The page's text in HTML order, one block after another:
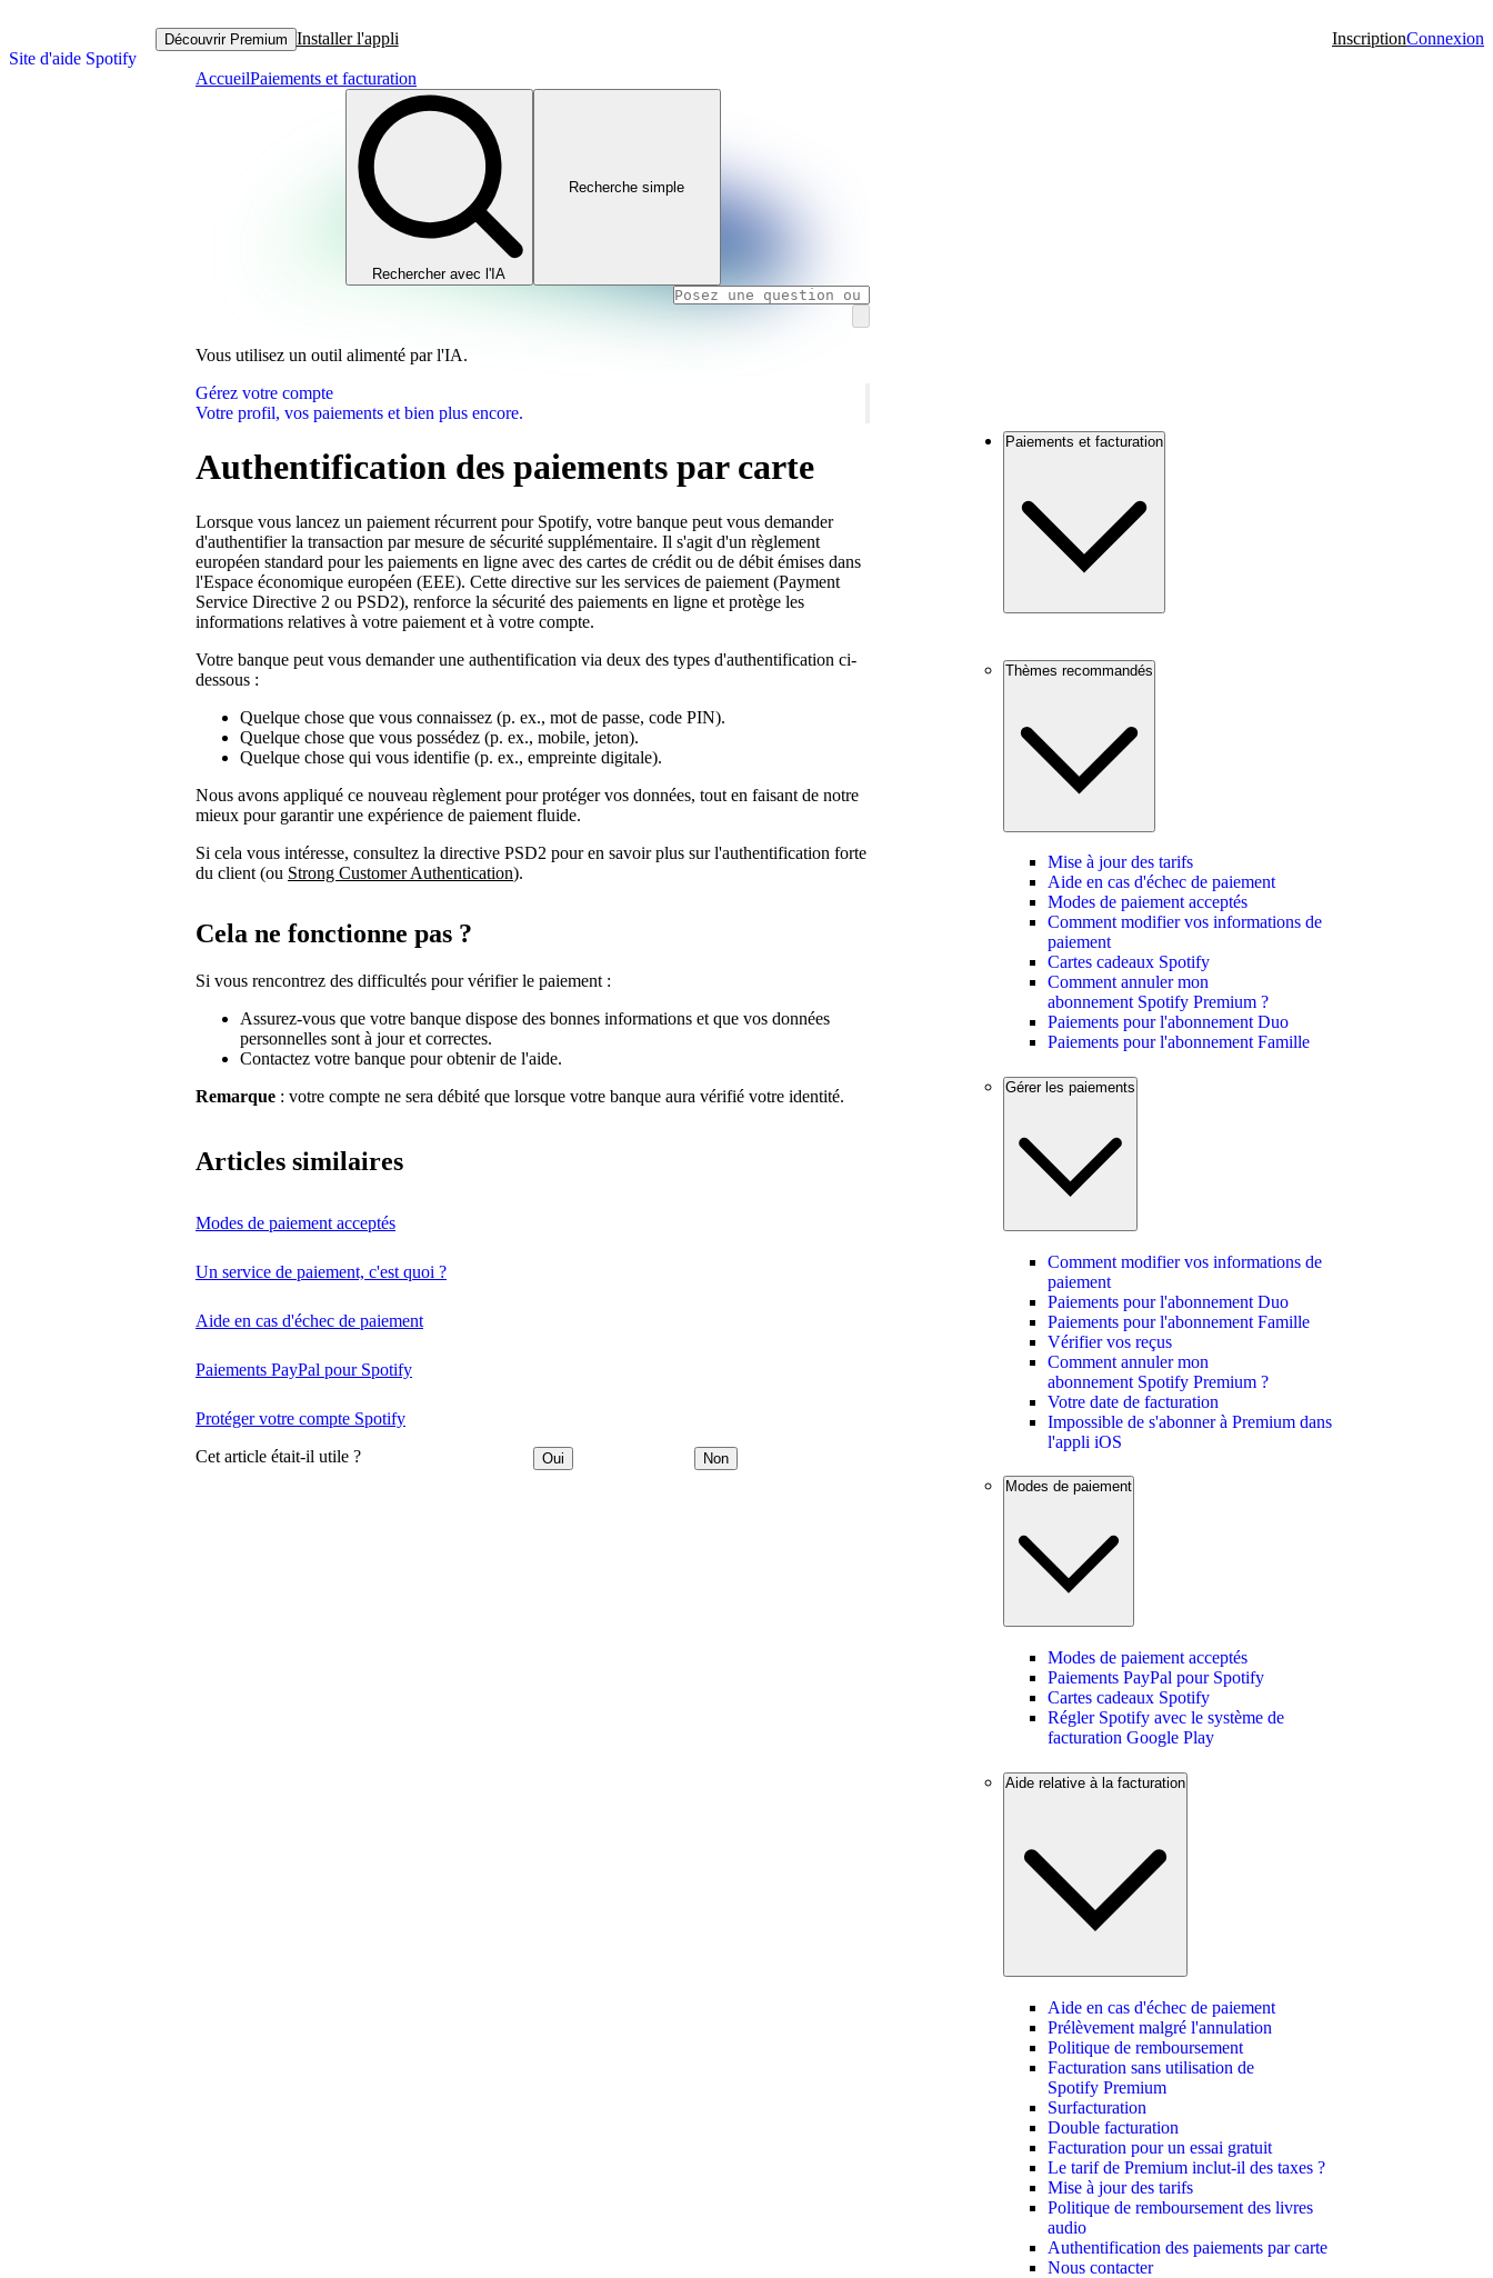
Site d'aide Spotify
Découvrir Premium Installer l'appli InscriptionConnexion
AccueilPaiements et facturation
Rechercher avec l'IA
Recherche simple
Vous utilisez un outil alimenté par l'IA.
Gérez votre compte
Votre profil, vos paiements et bien plus encore.
Authentification des paiements par carte
Lorsque vous lancez un paiement récurrent pour Spotify, votre banque peut vous demander
d'authentifier la transaction par mesure de sécurité supplémentaire. Il s'agit d'un règlement
européen standard pour les paiements en ligne avec des cartes de crédit ou de débit émises dans
l'Espace économique européen (EEE). Cette directive sur les services de paiement (Payment
Service Directive 2 ou PSD2), renforce la sécurité des paiements en ligne et protège les
informations relatives à votre paiement et à votre compte.
Votre banque peut vous demander une authentification via deux des types d'authentification ci-
dessous :
Quelque chose que vous connaissez (p. ex., mot de passe, code PIN).
Quelque chose que vous possédez (p. ex., mobile, jeton).
Quelque chose qui vous identifie (p. ex., empreinte digitale).
Nous avons appliqué ce nouveau règlement pour protéger vos données, tout en faisant de notre
mieux pour garantir une expérience de paiement fluide.
Si cela vous intéresse, consultez la directive PSD2 pour en savoir plus sur l'authentification forte
du client (ou Strong Customer Authentication).
Cela ne fonctionne pas ?
Si vous rencontrez des difficultés pour vérifier le paiement :
Assurez-vous que votre banque dispose des bonnes informations et que vos données
personnelles sont à jour et correctes.
Contactez votre banque pour obtenir de l'aide.
Remarque : votre compte ne sera débité que lorsque votre banque aura vérifié votre identité.
Articles similaires
Modes de paiement acceptés
Un service de paiement, c'est quoi ?
Aide en cas d'échec de paiement
Paiements PayPal pour Spotify
Protéger votre compte Spotify
Cet article était-il utile ? Oui Non
Paiements et facturation
Thèmes recommandés
Mise à jour des tarifs
Aide en cas d'échec de paiement
Modes de paiement acceptés
Comment modifier vos informations de
paiement
Cartes cadeaux Spotify
Comment annuler mon
abonnement Spotify Premium ?
Paiements pour l'abonnement Duo
Paiements pour l'abonnement Famille
Gérer les paiements
Comment modifier vos informations de
paiement
Paiements pour l'abonnement Duo
Paiements pour l'abonnement Famille
Vérifier vos reçus
Comment annuler mon
abonnement Spotify Premium ?
Votre date de facturation
Impossible de s'abonner à Premium dans
l'appli iOS
Modes de paiement
Modes de paiement acceptés
Paiements PayPal pour Spotify
Cartes cadeaux Spotify
Régler Spotify avec le système de
facturation Google Play
Aide relative à la facturation
Aide en cas d'échec de paiement
Prélèvement malgré l'annulation
Politique de remboursement
Facturation sans utilisation de
Spotify Premium
Surfacturation
Double facturation
Facturation pour un essai gratuit
Le tarif de Premium inclut-il des taxes ?
Mise à jour des tarifs
Politique de remboursement des livres
audio
Authentification des paiements par carte
Nous contacter